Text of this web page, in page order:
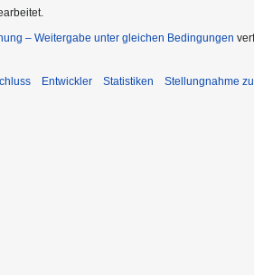
– Weitergabe unter gleichen Bedingungen
Entwickler Statistiken Stellungnahme